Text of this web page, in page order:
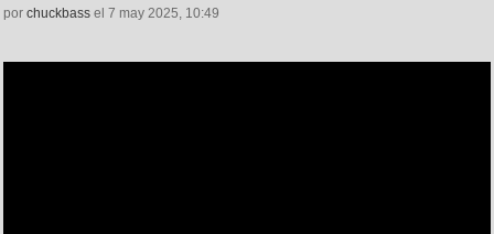
por chuckbass el 7 may 2025, 10:49